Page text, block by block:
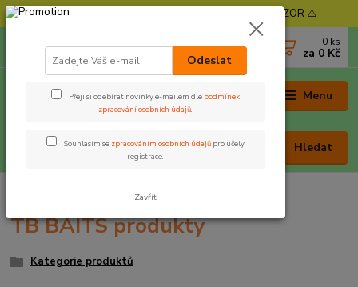
⚠️ POZOR - Objednávky expedujeme od 11. 8. - POZOR ⚠️
Menu
Hledat
0 ks
za 0 Kč
TB BAITS produkty
Kategorie produktů
Odeslat
Přeji si odebírat novinky e-mailem dle podmínek
zpracování osobních údajů.
Souhlasím se zpracováním osobních údajů pro účely
registrace.
Zavřít